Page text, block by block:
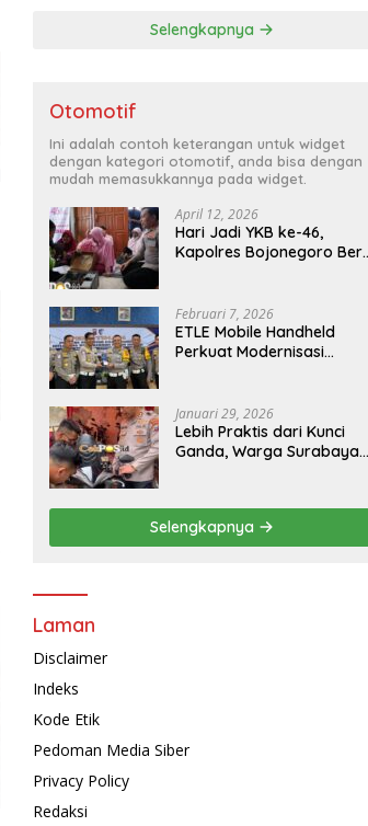
Selengkapnya
Otomotif
Ini adalah contoh keterangan untuk widget
dengan kategori otomotif, anda bisa dengan
mudah memasukkannya pada widget.
April 12, 2026
Hari Jadi YKB ke-46,
Kapolres Bojonegoro Beri
Februari 7, 2026
ETLE Mobile Handheld
Perkuat Modernisasi
Januari 29, 2026
Lebih Praktis dari Kunci
Ganda, Warga Surabaya
Polrestabes Surabaya
Selengkapnya
Laman
Disclaimer
Indeks
Kode Etik
Pedoman Media Siber
Privacy Policy
Redaksi